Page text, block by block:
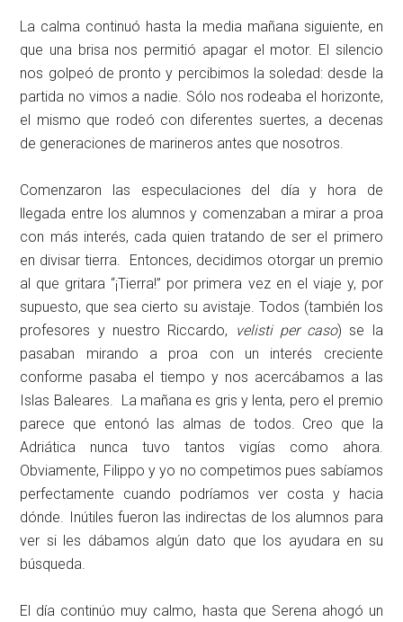
La calma continuó hasta la media mañana siguiente, en
que una brisa nos permitió apagar el motor. El silencio
nos golpeó de pronto y percibimos la soledad: desde la
partida no vimos a nadie. Sólo nos rodeaba el horizonte,
el mismo que rodeó con diferentes suertes, a decenas
de generaciones de marineros antes que nosotros.
Comenzaron las especulaciones del día y hora de
llegada entre los alumnos y comenzaban a mirar a proa
con más interés, cada quien tratando de ser el primero
en divisar tierra. Entonces, decidimos otorgar un premio
al que gritara “¡Tierra!” por primera vez en el viaje y, por
supuesto, que sea cierto su avistaje. Todos (también los
profesores y nuestro Riccardo,
velisti per caso) se la
pasaban mirando a proa con un interés creciente
conforme pasaba el tiempo y nos acercábamos a las
Islas Baleares. La mañana es gris y lenta, pero el premio
parece que entonó las almas de todos. Creo que la
Adriática nunca tuvo tantos vigías como ahora.
Obviamente, Filippo y yo no competimos pues sabíamos
perfectamente cuando podríamos ver costa y hacia
dónde. Inútiles fueron las indirectas de los alumnos para
ver si les dábamos algún dato que los ayudara en su
búsqueda.
El día continúo muy calmo, hasta que Serena ahogó un